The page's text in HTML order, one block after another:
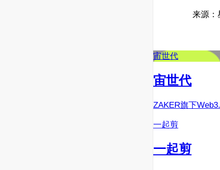
来源：
宙世代
宙世代
ZAKER旗下
一起剪
一起剪